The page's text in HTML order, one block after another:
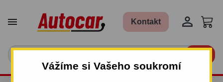
Vážíme si Vašeho soukromí
 Kontakt 